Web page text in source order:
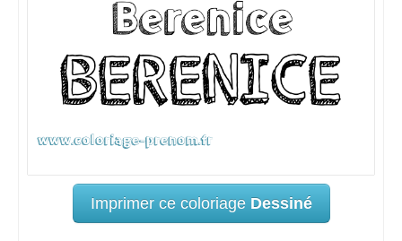
Imprimer ce coloriage Dessiné